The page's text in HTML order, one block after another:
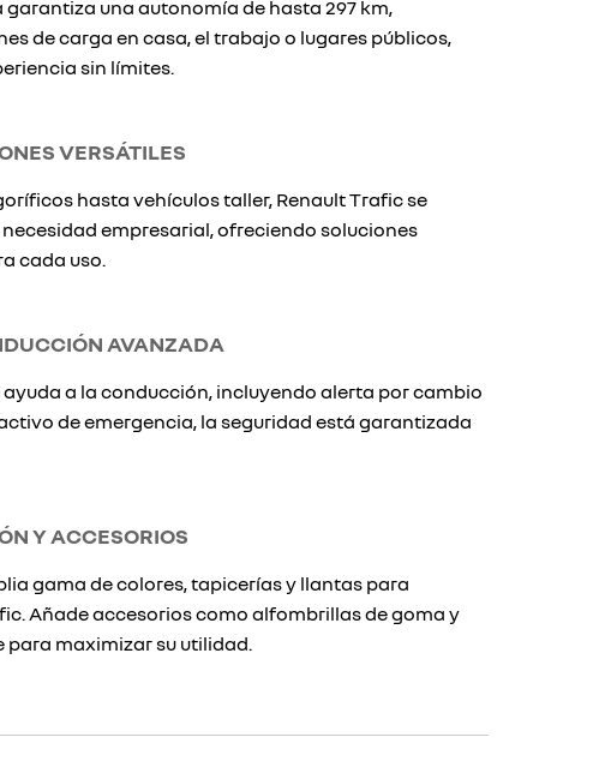
garantiza una autonomía de hasta 297 km,
de carga en casa, el trabajo o lugares públicos,
sin límites.
VERSÁTILES
hasta vehículos taller, Renault Trafic se
empresarial, ofreciendo soluciones
cada uso.
AVANZADA
ayuda a la conducción, incluyendo alerta por cambio
de emergencia, la seguridad está garantizada
Y ACCESORIOS
gama de colores, tapicerías y llantas para
Añade accesorios como alfombrillas de goma y
para maximizar su utilidad.